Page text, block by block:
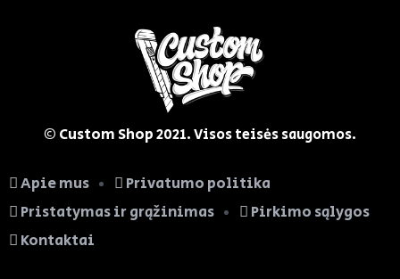
© Custom Shop2021. Visos teisės saugomos.
Apie mus
Privatumo politika
Pristatymas ir grąžinimas
Pirkimo sąlygos
Kontaktai